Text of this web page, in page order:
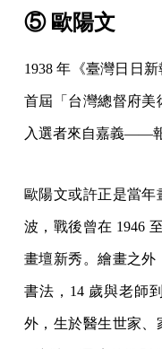
⑤ 歐陽文
1938 年《臺灣日日
首屆「台灣總督府美
入選者來自嘉義——
歐陽文或許正是當
波，戰後曾在 1946
畫壇新秀。繪畫之外
書法，14 歲與老師
外，生於醫生世家、